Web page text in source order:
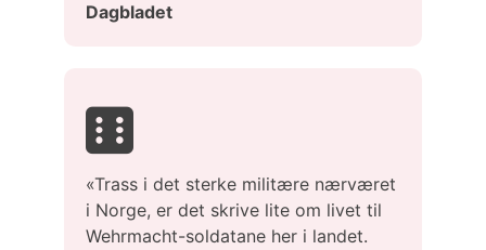
Dagbladet
«Trass i det sterke militære nærværet
i Norge, er det skrive lite om livet til
Wehrmacht-soldatane her i landet.